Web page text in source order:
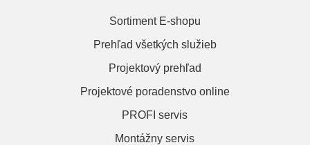
Sortiment E-shopu
Prehľad všetkých služieb
Projektový prehľad
Projektové poradenstvo online
PROFI servis
Montážny servis